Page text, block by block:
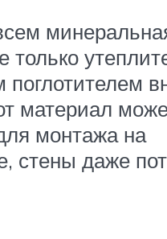
только
поглотителем
материал
монтажа на
стены даже